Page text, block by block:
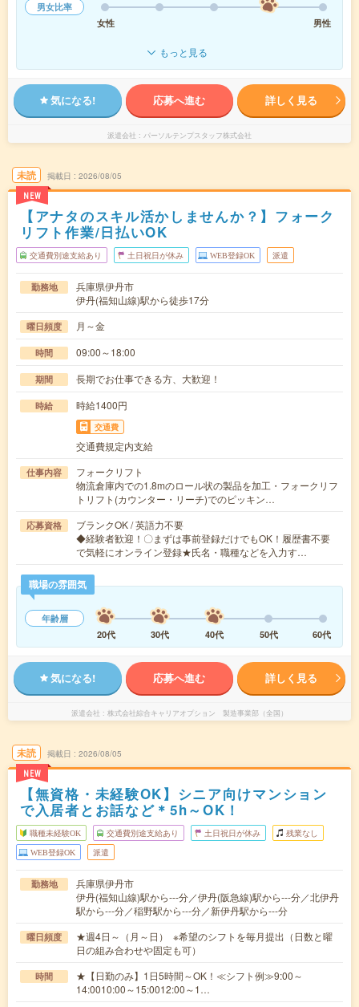
男女比率
女性
男性
もっと見る
気になる! 応募へ進む 詳しく見る
派遣会社 パーソルテンプスタッフ株式会社
未読
NEW
掲載日 2026/08/05
【アナタのスキル活かしませんか？】フォーク
リフト作業/日払いOK
交通費別途支給あり 土日祝日が休み WEB登録OK 派遣
勤務地
兵庫県伊丹市
伊丹(福知山線)駅から徒歩17分
曜日頻度 月～金
時間 09:00～18:00
期間 長期でお仕事できる方、大歓迎！
時給 時給1400円
交通費
交通費規定内支給
仕事内容
フォークリフト
物流倉庫内での1.8mのロール状の製品を加工・フォークリフ
トリフト(カウンター・リーチ)でのピッキン…
応募資格
ブランクOK / 英語力不要
◆経験者歓迎！〇まずは事前登録だけでもOK！履歴書不要
で気軽にオンライン登録★氏名・職種などを入力す…
職場の雰囲気
年齢層
20代
30代 40代 50代 60代
気になる! 応募へ進む 詳しく見る
派遣会社 株式会社綜合キャリアオプション 製造事業部（全国）
未読
NEW
掲載日 2026/08/05
【無資格・未経験OK】シニア向けマンション
で入居者とお話など＊5h～OK！
職種未経験OK 交通費別途支給あり 土日祝日が休み 残業なし
WEB登録OK 派遣
勤務地
兵庫県伊丹市
伊丹(福知山線)駅から---分／伊丹(阪急線)駅から---分／北伊丹
駅から---分／稲野駅から---分／新伊丹駅から---分
曜日頻度
★週4日～（月～日） ※希望のシフトを毎月提出（日数と曜
日の組み合わせや固定も可）
時間
★【日勤のみ】1日5時間～OK！≪シフト例≫9:00～
14:0010:00～15:0012:00～1…